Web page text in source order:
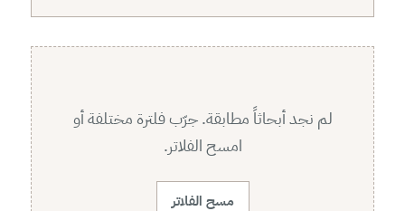
لم نجد أبحاثاً مطابقة. جرّب فلترة مختلفة أو
امسح الفلاتر.
مسح الفلاتر